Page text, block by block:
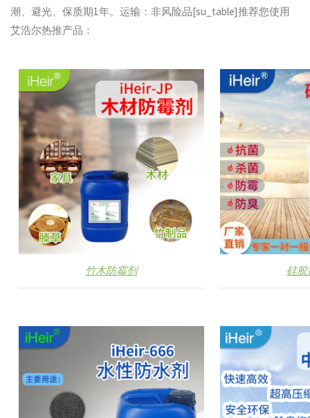
潮、避光、保质期1年。运输：非风险品[su_table]推荐您使用
艾浩尔热推产品：
竹木防霉剂 硅